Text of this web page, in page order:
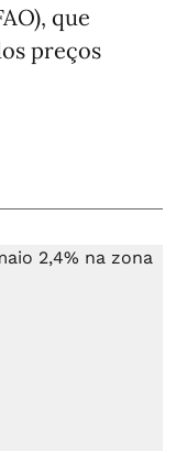
que
preços